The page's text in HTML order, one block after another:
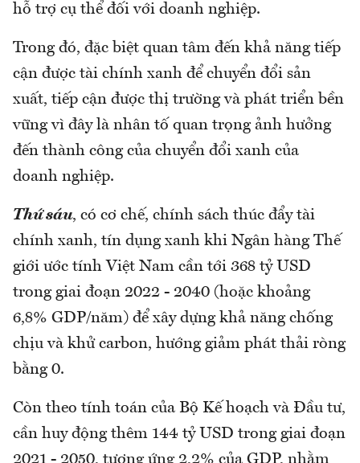
hỗ trợ cụ thể đối với doanh nghiệp.
Trong đó, đặc biệt quan tâm đến khả năng tiếp
cận được tài chính xanh để chuyển đổi sản
xuất, tiếp cận được thị trường và phát triển bền
vững vì đây là nhân tố quan trọng ảnh hưởng
đến thành công của chuyển đổi xanh của
doanh nghiệp.
Thứ sáu, có cơ chế, chính sách thúc đẩy tài
chính xanh, tín dụng xanh khi Ngân hàng Thế
giới ước tính Việt Nam cần tới 368 tỷ USD
trong giai đoạn 2022 - 2040 (hoặc khoảng
6,8% GDP/năm) để xây dựng khả năng chống
chịu và khử carbon, hướng giảm phát thải ròng
bằng 0.
Còn theo tính toán của Bộ Kế hoạch và Đầu tư,
cần huy động thêm 144 tỷ USD trong giai đoạn
2021 - 2050, tương ứng 2,2% của GDP, nhằm